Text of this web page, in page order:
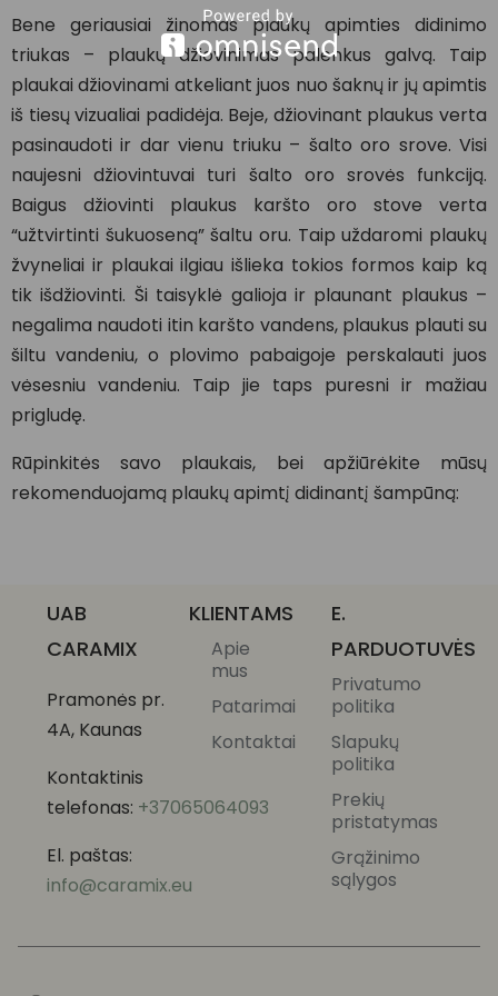
Bene geriausiai žinomas plaukų apimties didinimo
triukas – plaukų džiovinimas palenkus galvą. Taip
plaukai džiovinami atkeliant juos nuo šaknų ir jų apimtis
iš tiesų vizualiai padidėja. Beje, džiovinant plaukus verta
pasinaudoti ir dar vienu triuku – šalto oro srove. Visi
naujesni džiovintuvai turi šalto oro srovės funkciją.
Baigus džiovinti plaukus karšto oro stove verta
“užtvirtinti šukuoseną” šaltu oru. Taip uždaromi plaukų
žvyneliai ir plaukai ilgiau išlieka tokios formos kaip ką
tik išdžiovinti. Ši taisyklė galioja ir plaunant plaukus –
negalima naudoti itin karšto vandens, plaukus plauti su
šiltu vandeniu, o plovimo pabaigoje perskalauti juos
vėsesniu vandeniu. Taip jie taps puresni ir mažiau
prigludę.
Rūpinkitės savo plaukais, bei apžiūrėkite mūsų
rekomenduojamą plaukų apimtį didinantį šampūną:
UAB
CARAMIX
Pramonės pr.
4A, Kaunas
Kontaktinis
telefonas: +37065064093
El. paštas:
info@caramix.eu
KLIENTAMS
Apie
mus
Patarimai
Kontaktai
E.
PARDUOTUVĖS
Privatumo
politika
Slapukų
politika
Prekių
pristatymas
Grąžinimo
sąlygos